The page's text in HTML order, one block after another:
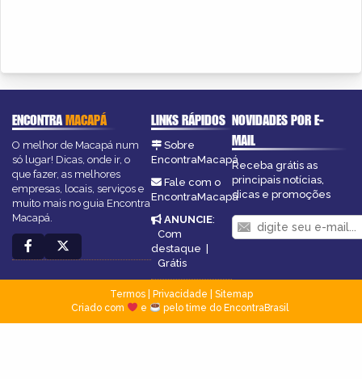
ENCONTRAMACAPÁ
O melhor de Macapá num
só lugar! Dicas, onde ir, o
que fazer, as melhores
empresas, locais, serviços e
muito mais no guia Encontra
Macapá.
LINKS RÁPIDOS
Sobre
EncontraMacapá
Fale com o
EncontraMacapá
ANUNCIE:
Com
destaque |
Grátis
NOVIDADES POR E-
MAIL
Receba grátis as
principais notícias,
dicas e promoções
Termos| Privacidade
Sitemap
Criado com
e pelo time do EncontraBrasil